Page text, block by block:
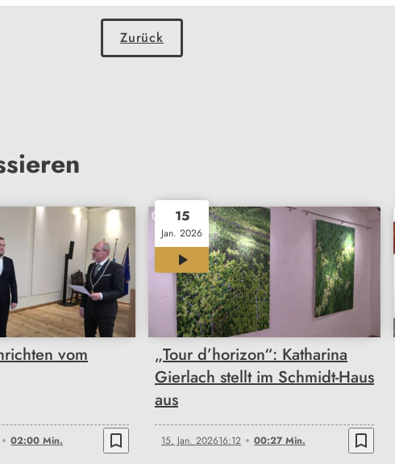
Zurück
vom
02:00 Min. bookmark_border
15
Jan. 2026
00:27
„Tour d’horizon“: Katharina
Gierlach stellt im Schmidt-Haus
aus
15. Jan. 202616:12 00:27 Min. bookmark_border